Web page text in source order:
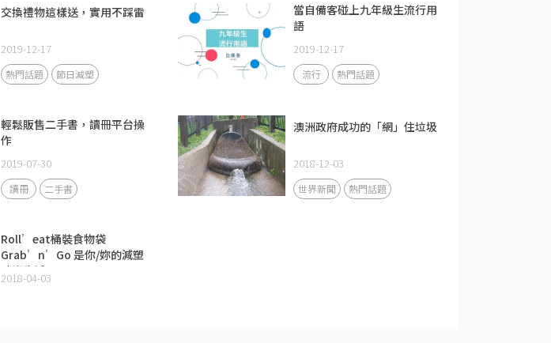
交換禮物這樣送，實用不踩雷
2019-12-17
熱門話題 節日減塑
當自備客碰上九年級生流行用
語
2019-12-17
流行 熱門話題
輕鬆販售二手書，讀冊平台操
作
2019-07-30
讀冊 二手書
澳洲政府成功的「網」住垃圾
2018-12-03
世界新聞 熱門話題
Roll’eat桶裝食物袋
Grab’n’Go 是你/妳的減塑
時尚生活
2018-04-03